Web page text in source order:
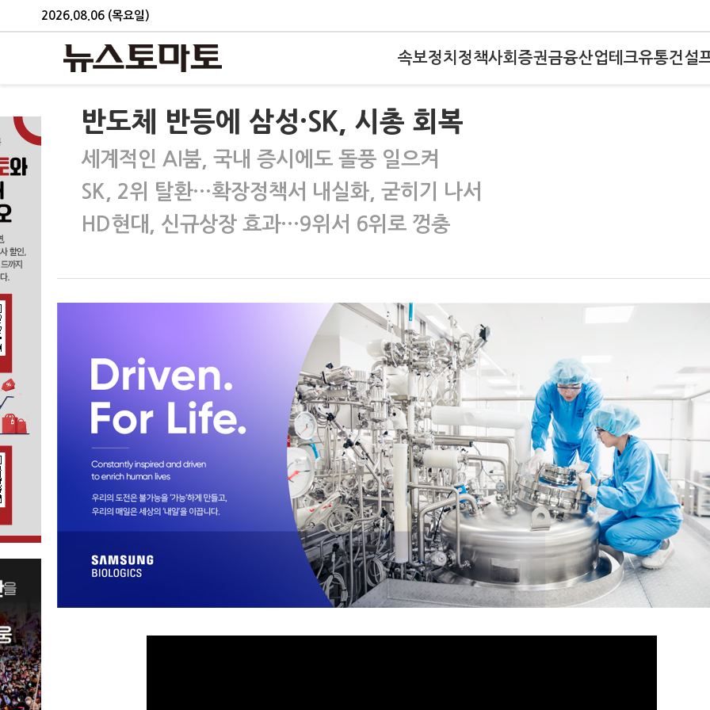
2026.08.06 (목요일)
속보정치 정책사회 증권금융산업테크유통건설
반도체 반등에 삼성·SK, 시총 회복
세계적인 AI붐, 국내 증시에도 돌풍 일으켜
SK, 2위 탈환…확장정책서 내실화, 굳히기 나서
HD현대, 신규상장 효과…9위서 6위로 껑충